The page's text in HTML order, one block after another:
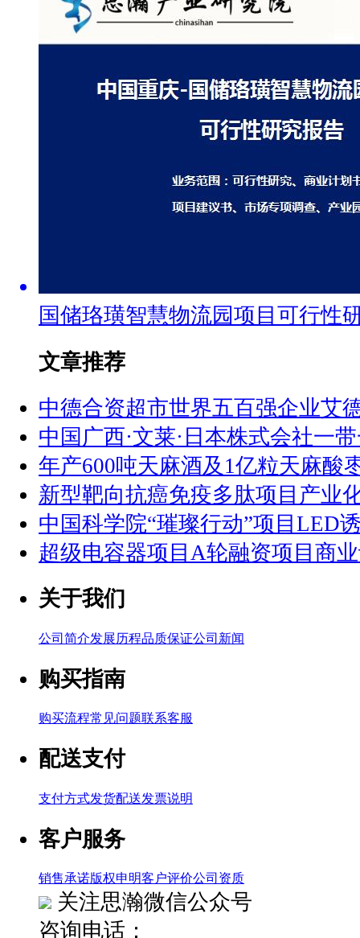
国储珞璜智慧物流园项目可行性
文章推荐
中德合资超市世界五百强企业艾
中国广西·文莱·日本株式会社一
年产600吨天麻酒及1亿粒天麻酸
新型靶向抗癌免疫多肽项目产业
中国科学院“璀璨行动”项目LED
超级电容器项目A轮融资项目商
关于我们
公司简介发展历程品质保证公司新闻
购买指南
购买流程常见问题联系客服
配送支付
支付方式发货配送发票说明
客户服务
销售承诺版权申明客户评价公司资质
关注思瀚微信公众号
咨询电话：